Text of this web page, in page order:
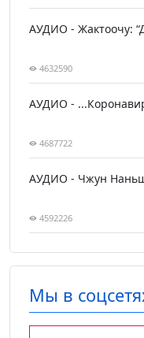
АУДИО - Жактоочу:
4632590
АУДИО -
4687722
АУДИО - Чжун
4592226
Мы в